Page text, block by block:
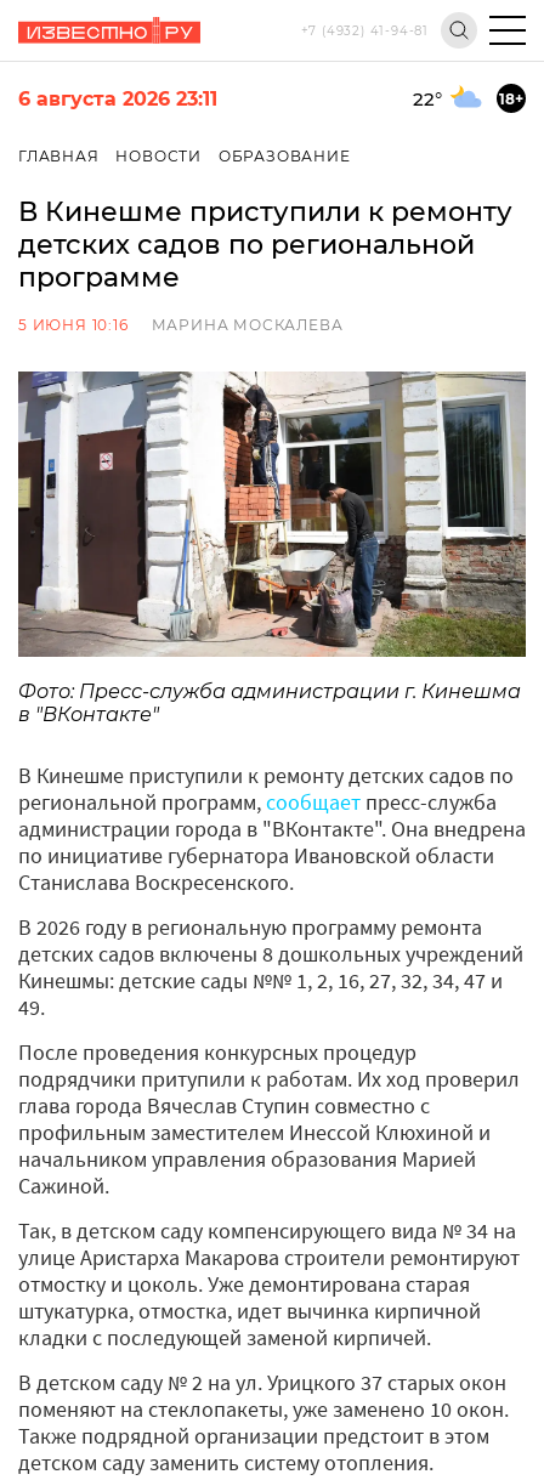
+7 (4932) 41-94-81
6 августа 2026 23:11 22° 18+
ГЛАВНАЯ НОВОСТИ ОБРАЗОВАНИЕ
В Кинешме приступили к ремонту
детских садов по региональной
программе
5 ИЮНЯ 10:16 МАРИНА МОСКАЛЕВА
Фото: Пресс-служба администрации г. Кинешма
в "ВКонтакте"
В Кинешме приступили к ремонту детских садов по
региональной программ,сообщает пресс-служба
администрации города в "ВКонтакте". Она внедрена
по инициативе губернатора Ивановской области
Станислава Воскресенского.
В 2026 году в региональную программу ремонта
детских садов включены 8 дошкольных учреждений
Кинешмы: детские сады №№ 1, 2, 16, 27, 32, 34, 47 и
49.
После проведения конкурсных процедур
подрядчики притупили к работам. Их ход проверил
глава города Вячеслав Ступин совместно с
профильным заместителем Инессой Клюхиной и
начальником управления образования Марией
Сажиной.
Так, в детском саду компенсирующего вида № 34 на
улице Аристарха Макарова строители ремонтируют
отмостку и цоколь. Уже демонтирована старая
штукатурка, отмостка, идет вычинка кирпичной
кладки с последующей заменой кирпичей.
В детском саду № 2 на ул. Урицкого 37 старых окон
поменяют на стеклопакеты, уже заменено 10 окон.
Также подрядной организации предстоит в этом
детском саду заменить систему отопления.